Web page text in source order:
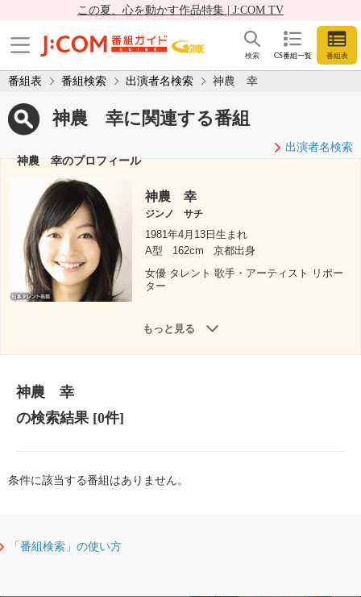
この夏、心を動かす作品特集 | J:COM TV
CS番組一覧 番組表
検索
番組表 番組検索 出演者名検索 神農 幸
神農 幸に関連する番組
出演者名検索
神農 幸のプロフィール
神農 幸
ジンノ サチ
1981年4月13日生まれ
A型
162cm
京都出身
女優 タレント 歌手・アーティスト リポー
ター
もっと見る
神農 幸
の検索結果[0件]
条件に該当する番組はありません。
「番組検索」の使い方